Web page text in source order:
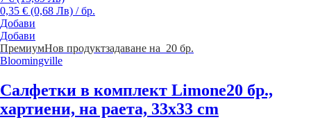
0,35 € (0,68 Лв) / бр.
Добави
Добави
ПремиумНов продуктзадаване на 20 бр.
Bloomingville
Салфетки в комплект Limone20 бр.,
хартиени, на раета, 33x33 cm